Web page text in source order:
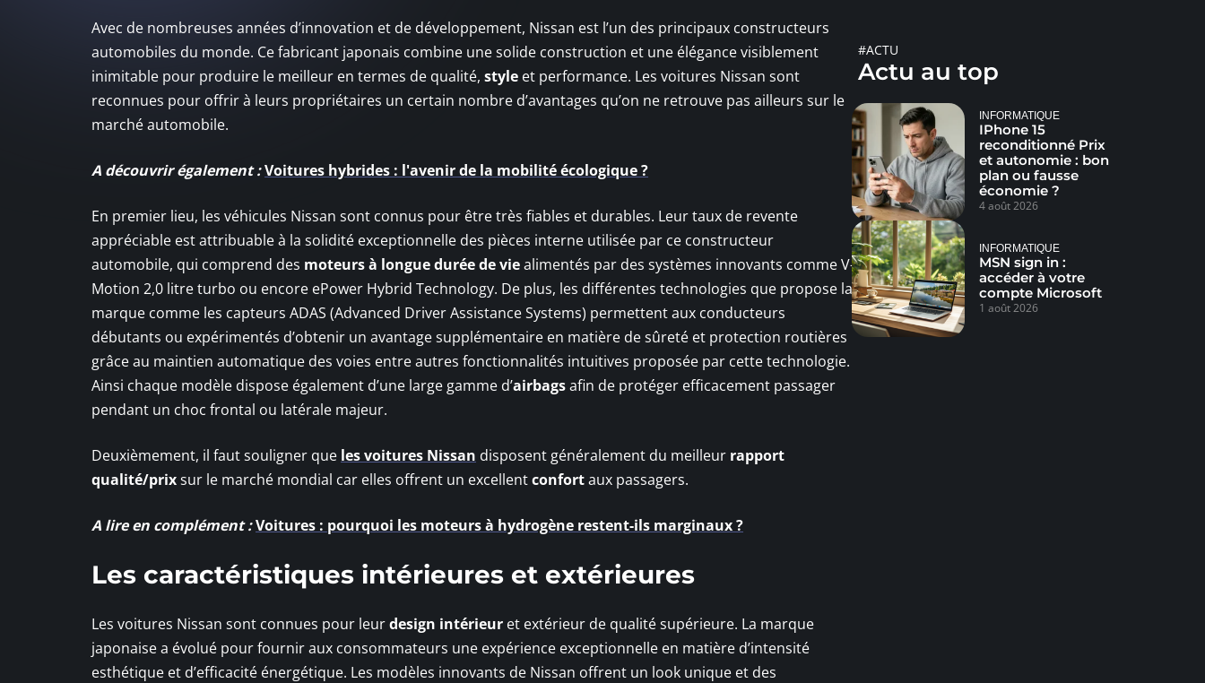
Avec de nombreuses années d’innovation et de développement, Nissan est l’un des principaux constructeurs
automobiles du monde. Ce fabricant japonais combine une solide construction et une élégance visiblement
inimitable pour produire le meilleur en termes de qualité, style et performance. Les voitures Nissan sont
reconnues pour offrir à leurs propriétaires un certain nombre d’avantages qu’on ne retrouve pas ailleurs sur le
marché automobile.
A découvrir également :Voitures hybrides : l'avenir de la mobilité écologique ?
En premier lieu, les véhicules Nissan sont connus pour être très fiables et durables. Leur taux de revente
appréciable est attribuable à la solidité exceptionnelle des pièces interne utilisée par ce constructeur
automobile, qui comprend des moteurs à longue durée de viealimentés par des systèmes innovants comme V-
Motion 2,0 litre turbo ou encore ePower Hybrid Technology. De plus, les différentes technologies que propose la
marque comme les capteurs ADAS (Advanced Driver Assistance Systems) permettent aux conducteurs
débutants ou expérimentés d’obtenir un avantage supplémentaire en matière de sûreté et protection routières
grâce au maintien automatique des voies entre autres fonctionnalités intuitives proposée par cette technologie.
Ainsi chaque modèle dispose également d’une large gamme d’airbagsafin de protéger efficacement passager
pendant un choc frontal ou latérale majeur.
Deuxièmement, il faut souligner que les voitures Nissan disposent généralement du meilleur rapport
qualité/prixsur le marché mondial car elles offrent un excellentconfortaux passagers.
A lire en complément :Voitures : pourquoi les moteurs à hydrogène restent-ils marginaux ?
Les caractéristiques intérieures et extérieures
Les voitures Nissan sont connues pour leurdesign intérieur et extérieur de qualité supérieure. La marque
japonaise a évolué pour fournir aux consommateurs une expérience exceptionnelle en matière d’intensité
esthétique et d’efficacité énergétique. Les modèles innovants de Nissan offrent un look unique et des
#ACTU
Actu au top
INFORMATIQUE
IPhone 15
reconditionné Prix
et autonomie : bon
plan ou fausse
économie ?
4 août 2026
INFORMATIQUE
MSN sign in :
accéder à votre
compte Microsoft
1 août 2026